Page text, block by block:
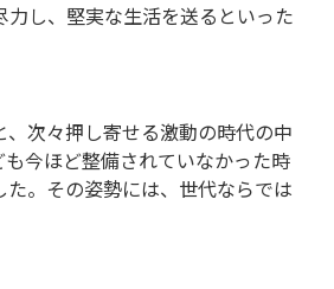
し、堅実な生活を送るといった
、次々押し寄せる激動の時代の中
今ほど整備されていなかった時
。その姿勢には、世代ならでは